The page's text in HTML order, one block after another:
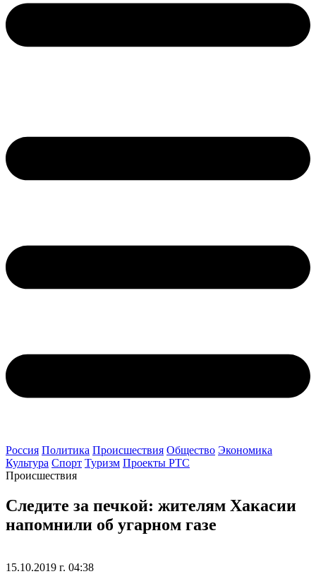
Россия Политика Происшествия Общество Экономика
Культура Спорт Туризм Проекты РТС
Происшествия
Следите за печкой: жителям Хакасии
напомнили об угарном газе
15.10.2019 г. 04:38